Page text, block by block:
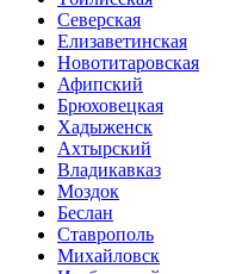
Северская
Елизаветинская
Новотитаровская
Афипский
Брюховецкая
Хадыженск
Ахтырский
Владикавказ
Моздок
Беслан
Ставрополь
Михайловск